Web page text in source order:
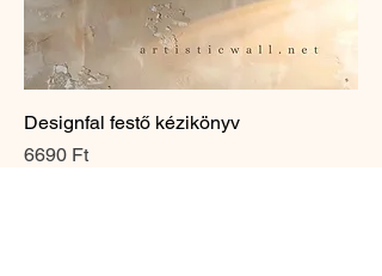
Designfal festő kézikönyv
Ár
6690 Ft